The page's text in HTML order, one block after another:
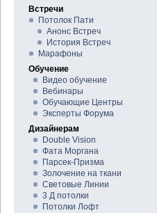
Встречи
Потолок Пати
Анонс Встреч
История Встреч
Марафоны
Обучение
Видео обучение
Вебинары
Обучающие Центры
Эксперты Форума
Дизайнерам
Double Vision
Фата Моргана
Парсек-Призма
Золочение на ткани
Световые Линии
3 Д потолки
Потолки Лофт